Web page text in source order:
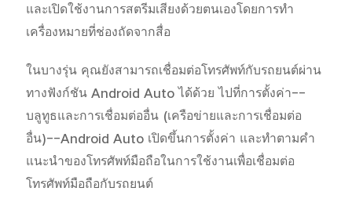
และเปิดใช้งานการสตรีมเสียงด้วยตนเองโดยการทำ
เครื่องหมายที่ช่องถัดจากสื่อ
ในบางรุ่น คุณยังสามารถเชื่อมต่อโทรศัพท์กับรถยนต์ผ่าน
ทางฟังก์ชัน Android Auto ได้ด้วย ไปที่การตั้งค่า--
บลูทูธและการเชื่อมต่ออื่น (เครือข่ายและการเชื่อมต่อ
อื่น)--Android Auto เปิดขึ้นการตั้งค่า และทำตามคำ
แนะนำของโทรศัพท์มือถือในการใช้งานเพื่อเชื่อมต่อ
โทรศัพท์มือถือกับรถยนต์